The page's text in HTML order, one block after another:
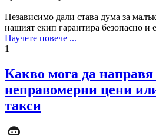
Независимо дали става дума за
нашият екип гарантира безопасно и
Научете повече ...
1
Какво мога да
неправомерни цени
такси